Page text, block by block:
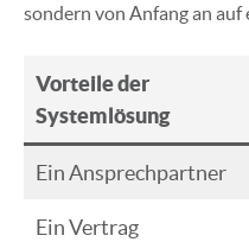
sondern von Anfang an
Vorteile der
Systemlösung
Ein Ansprechpartner
Ein Vertrag